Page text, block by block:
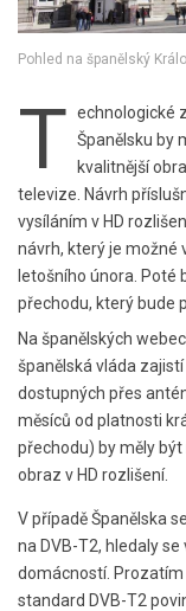
Pohled na španělský
T echnologické
Španělsku by
kvalitnější
televize. Návrh
vysíláním v HD
návrh, který je možné
letošního února. Poté
přechodu, který bude
Na španělských
španělská vláda
dostupných přes
měsíců od platnosti
přechodu) by měly
obraz v HD rozlišení.
V případě Španělska
na DVB-T2, hledaly
domácností. Prozatím
standard DVB-T2